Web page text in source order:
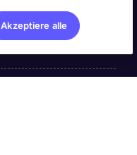
Akzeptiere alle